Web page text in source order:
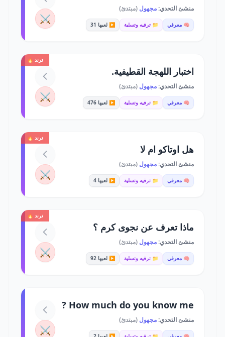
منشئ التحدي:مجهول (مبتدئ)
🧠 معرفي 📁 ترفيه وتسلية ▶️ لعبها 31 ⚔️
ترند 🔥
اختبار اللهجة القطيفية.
منشئ التحدي:مجهول (مبتدئ)
🧠 معرفي 📁 ترفيه وتسلية ▶️ لعبها 476 ⚔️
ترند 🔥
هل اوتاكو ام لا
منشئ التحدي:مجهول (مبتدئ)
🧠 معرفي 📁 ترفيه وتسلية ▶️ لعبها 4 ⚔️
ترند 🔥
ماذا تعرف عن نجوى كرم ؟
منشئ التحدي:مجهول (مبتدئ)
🧠 معرفي 📁 ترفيه وتسلية ▶️ لعبها 92 ⚔️
How much do you know me ?
منشئ التحدي:مجهول (مبتدئ)
⚔️